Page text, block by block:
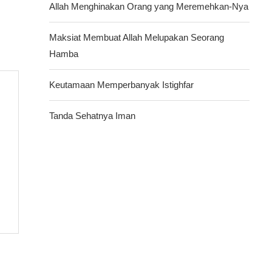
Allah Menghinakan Orang yang Meremehkan-Nya
Maksiat Membuat Allah Melupakan Seorang
Hamba
Keutamaan Memperbanyak Istighfar
Tanda Sehatnya Iman